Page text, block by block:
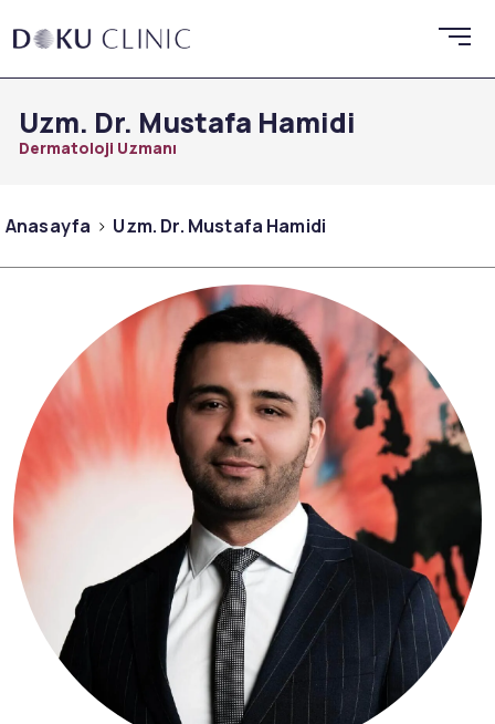
Uzm. Dr. Mustafa Hamidi
Dermatoloji Uzmanı
Anasayfa Uzm. Dr. Mustafa Hamidi